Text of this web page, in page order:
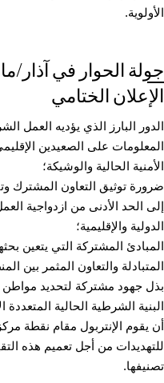
الأولوية.
الإعلان الختامي
الدور البارز الذي يؤديه العمل
المعلومات على الصعيدين
الأمنية الحالية والوشيكة؛
ضرورة توثيق التعاون المشترك
إلى الحد الأدنى من ازدواجية
الدولية والإقليمية؛
المبادئ المشتركة التي يتعين
المتبادلة والتعاون المثمر بين
بذل جهود مشتركة لتحديد مواطن
البنية الشرطية الحالية المتعددة
أن يقوم الإنتربول مقام نقطة
للتهديدات من أجل تعميم هذه
تصنيفها.